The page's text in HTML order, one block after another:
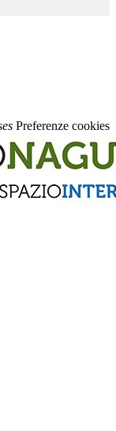
Preferenze cookies